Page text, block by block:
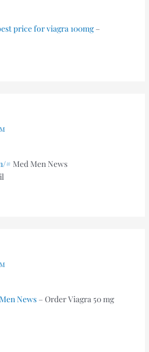
price for viagra 100mg–
# Med Men News
News– Order Viagra 50 mg